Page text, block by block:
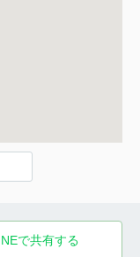
で共有する